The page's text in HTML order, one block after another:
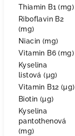
Thiamin B1 (mg)
Riboflavin B2
(mg)
Niacin (mg)
Vitamin B6 (mg)
Kyselina
listová (µg)
Vitamin B12 (µg)
Biotin (µg)
Kyselina
pantothenová
(mg)